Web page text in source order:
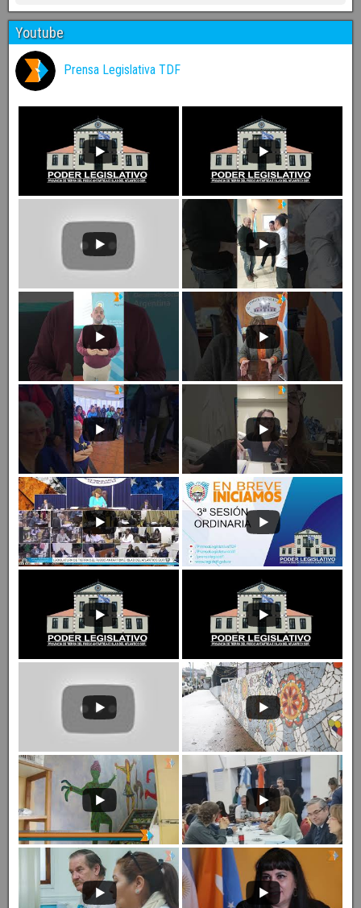
Youtube
Prensa Legislativa TDF